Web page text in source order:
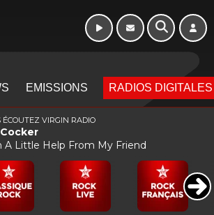
EMISSIONS RADIOS DIGITALES
ÉCOUTEZ VIRGIN RADIO
A Little Help From My Friend